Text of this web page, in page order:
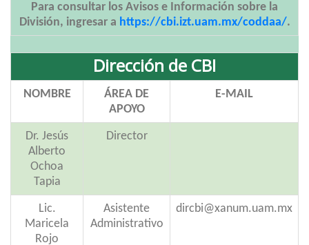
Para consultar los Avisos e Información sobre la
División, ingresar a https://cbi.izt.uam.mx/coddaa/.
Dirección de CBI
NOMBRE
ÁREA DE
APOYO
E-MAIL
Dr. Jesús
Alberto
Ochoa
Tapia
Director
Lic.
Maricela
Rojo
Asistente
Administrativo
dircbi@xanum.uam.mx